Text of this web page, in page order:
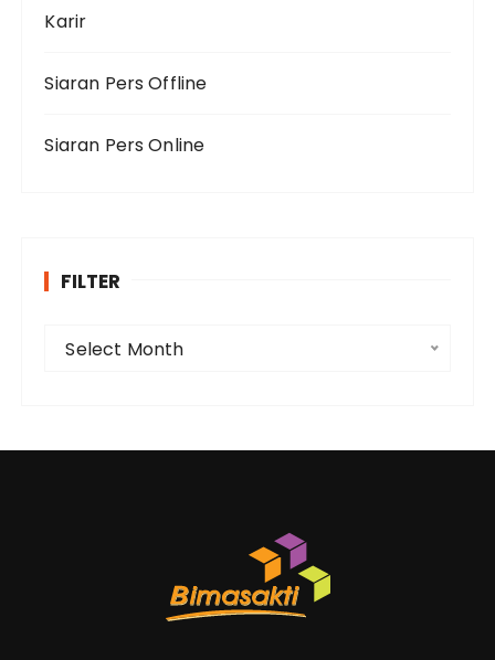
Karir
Siaran Pers Offline
Siaran Pers Online
FILTER
e
Select Month